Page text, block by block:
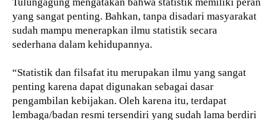
yang sangat penting. Bahkan, tanpa disadari masyarakat
sudah mampu menerapkan ilmu statistik secara
sederhana dalam kehidupannya.
“Statistik dan filsafat itu merupakan ilmu yang sangat
penting karena dapat digunakan sebagai dasar
pengambilan kebijakan. Oleh karena itu, terdapat
lembaga/badan resmi tersendiri yang sudah lama berdiri